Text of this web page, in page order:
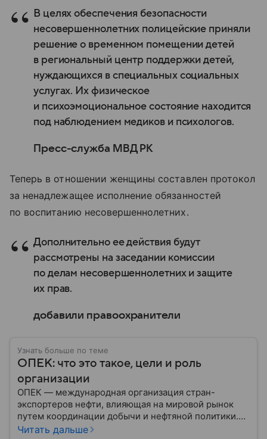
В целях обеспечения безопасности
несовершеннолетних полицейские приняли
решение о временном помещении детей
в региональный центр поддержки детей,
нуждающихся в специальных социальных
услугах. Их физическое
и психоэмоциональное состояние находится
под наблюдением медиков и психологов.
Пресс-служба МВД РК
Теперь в отношении женщины составлен протокол
за ненадлежащее исполнение обязанностей
по воспитанию несовершеннолетних.
Дополнительно ее действия будут
рассмотрены на заседании комиссии
по делам несовершеннолетних и защите
их прав.
добавили правоохранители
Узнать больше по теме
ОПЕК: что это такое, цели и роль
организации
ОПЕК — международная организация стран-
экспортеров нефти, влияющая на мировой рынок
путем координации добычи и нефтяной политики.
Решения ОПЕК регулярно отражаются на ценах
Читать дальше